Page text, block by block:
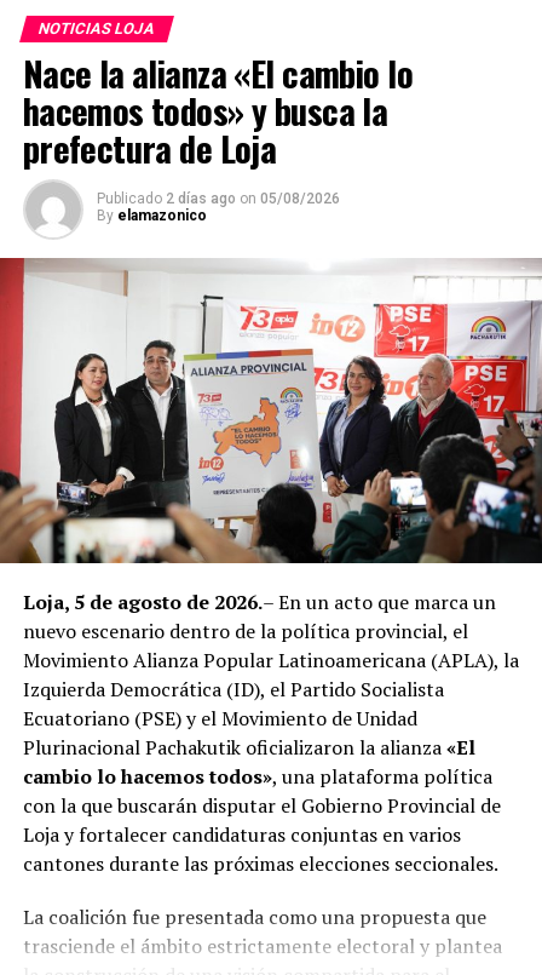
NOTICIAS LOJA
Nace la alianza «El cambio lo
hacemos todos» y busca la
prefectura de Loja
Publicado 2 días ago on 05/08/2026
By elamazonico
Loja, 5 de agosto de 2026.– En un acto que marca un
nuevo escenario dentro de la política provincial, el
Movimiento Alianza Popular Latinoamericana (APLA), la
Izquierda Democrática (ID), el Partido Socialista
Ecuatoriano (PSE) y el Movimiento de Unidad
Plurinacional Pachakutik oficializaron la alianza«El
cambio lo hacemos todos», una plataforma política
con la que buscarán disputar el Gobierno Provincial de
Loja y fortalecer candidaturas conjuntas en varios
cantones durante las próximas elecciones seccionales.
La coalición fue presentada como una propuesta que
trasciende el ámbito estrictamente electoral y plantea